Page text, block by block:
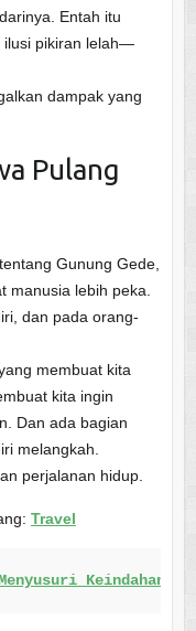
Entah itu
ilusi pikiran lelah—
dampak yang
Pulang
Gunung Gede,
manusia lebih peka.
dan pada orang-
membuat kita
kita ingin
Dan ada bagian
melangkah.
perjalanan hidup.
Travel
Keindahan